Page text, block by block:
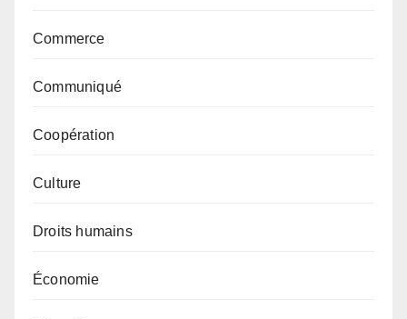
Commerce
Communiqué
Coopération
Culture
Droits humains
Économie